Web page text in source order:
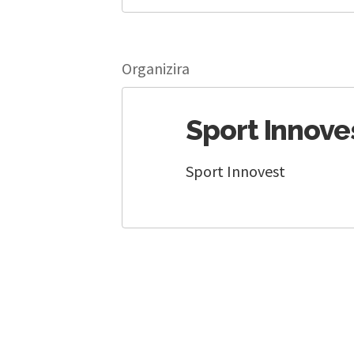
Organizira
Sport
Sport Innovest